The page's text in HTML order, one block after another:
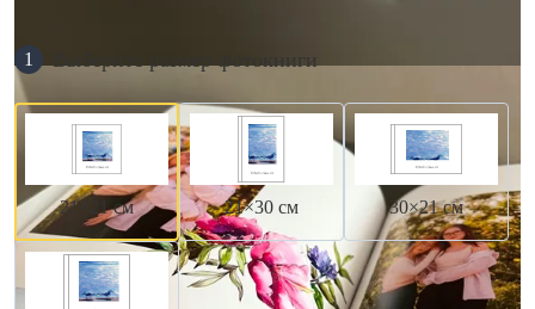
1 Выберите размер фотокниги
21×21 см 21×30 см 30×21 см